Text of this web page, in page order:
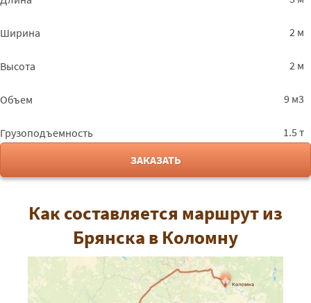
Ширина 2 м
Высота 2 м
Объем 9 м3
Грузоподъемность
1.5 т
ЗАКАЗАТЬ
Как составляется маршрут из
Брянска в Коломну